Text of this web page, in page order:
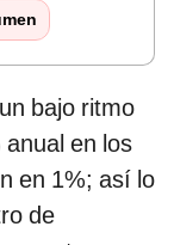
bajo ritmo
en los
en 1%; así lo
de